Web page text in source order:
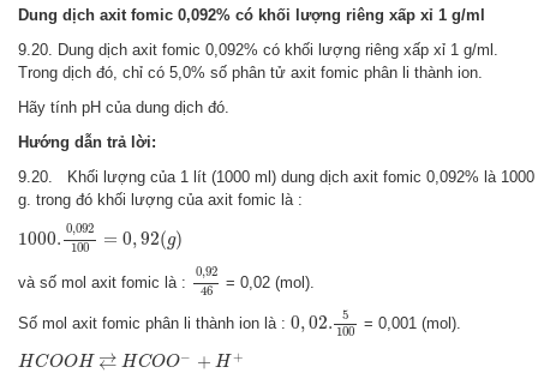
Dung dịch axit fomic 0,092% có khối lượng riêng xấp xỉ 1 g/ml
9.20. Dung dịch axit fomic 0,092% có khối lượng riêng xấp xỉ 1 g/ml.
Trong dịch đó, chỉ có 5,0% số phân tử axit fomic phân li thành ion.
Hãy tính pH của dung dịch đó.
Hướng dẫn trả lời:
9.20. Khối lượng của 1 lít (1000 ml) dung dịch axit fomic 0,092% là 1000
g. trong đó khối lượng của axit fomic là :
1000. 0,092
100
= 0,92(g)
0,092
và số mol axit fomic là :
0,92
46
0,92
= 0,02 (mol).
Số mol axit fomic phân li thành ion là : 0,02.
5
100
100
= 0,001 (mol).
HCOOH →
← HCOO− + H +
HCOOH← \vboxto.5e \vss→